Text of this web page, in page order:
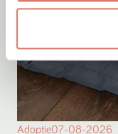
Adoptie07-08-2026